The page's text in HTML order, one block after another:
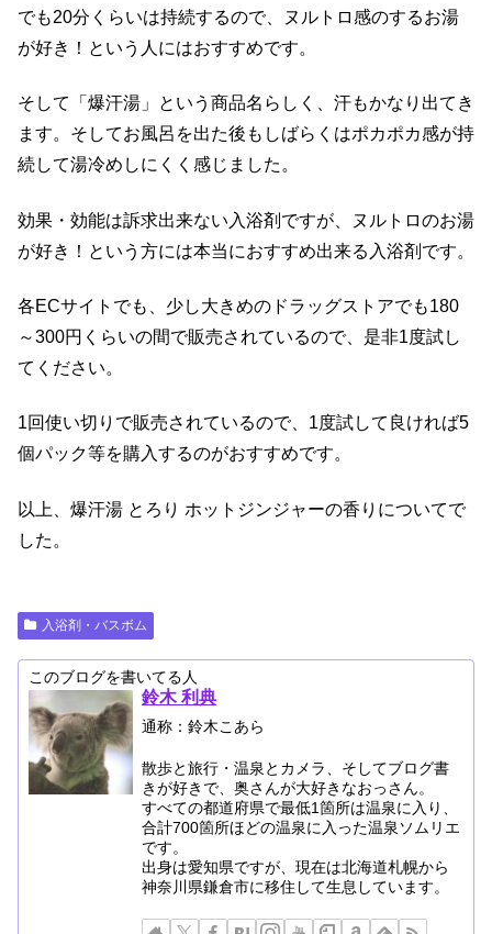
でも20分くらいは持続するので、ヌルトロ感のするお湯
が好き！という人にはおすすめです。
そして「爆汗湯」という商品名らしく、汗もかなり出てき
ます。そしてお風呂を出た後もしばらくはポカポカ感が持
続して湯冷めしにくく感じました。
効果・効能は訴求出来ない入浴剤ですが、ヌルトロのお湯
が好き！という方には本当におすすめ出来る入浴剤です。
各ECサイトでも、少し大きめのドラッグストアでも180
～300円くらいの間で販売されているので、是非1度試し
てください。
1回使い切りで販売されているので、1度試して良ければ5
個パック等を購入するのがおすすめです。
以上、爆汗湯 とろり ホットジンジャーの香りについてで
した。
入浴剤・バスボム
このブログを書いてる人
鈴木 利典
通称：鈴木こあら
散歩と旅行・温泉とカメラ、そしてブログ書
きが好きで、奥さんが大好きなおっさん。
すべての都道府県で最低1箇所は温泉に入り、
合計700箇所ほどの温泉に入った温泉ソムリエ
です。
出身は愛知県ですが、現在は北海道札幌から
神奈川県鎌倉市に移住して生息しています。